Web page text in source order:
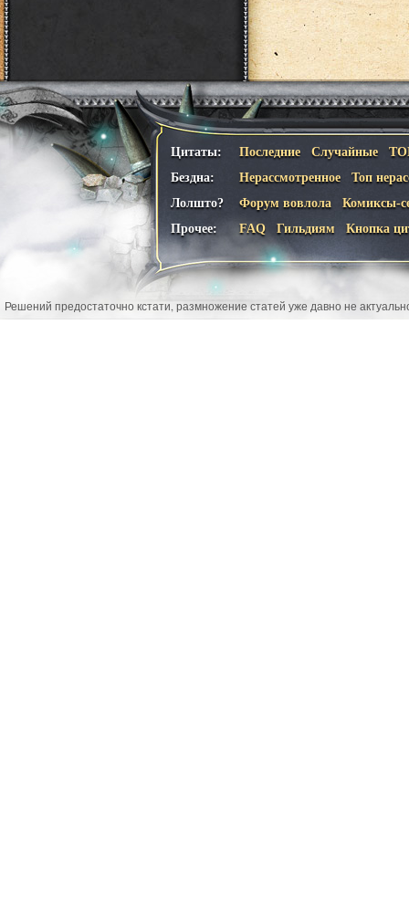
Цитаты: Последние Случайные
Бездна:
Нерассмотренное
Топ
Лолшто?
Форум вовлола
Комиксы-
Прочее:
FAQ Гильдиям Кнопка
Решений предостаточно кстати, размножение статей уже давно не